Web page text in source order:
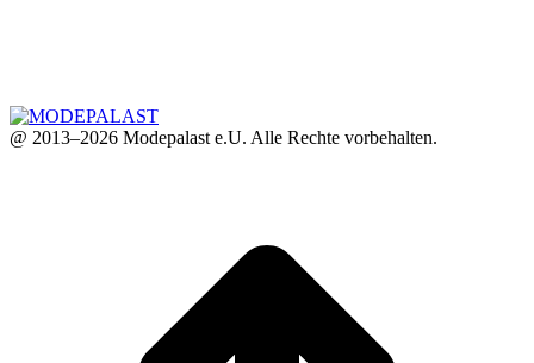
@ 2013–2026 Modepalast e.U. Alle Rechte vorbehalten.